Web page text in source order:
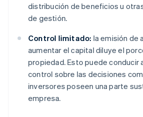
distribución de beneficios u
de gestión.
Control limitado: la emisión de
aumentar el capital diluye el
propiedad. Esto puede conducir
control sobre las decisiones
inversores poseen una parte
empresa.